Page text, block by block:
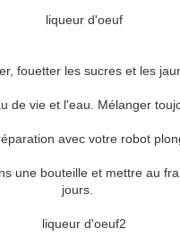
fouetter les sucres et les
de vie et l'eau. Mélanger
avec votre robot
une bouteille et mettre au
jours.